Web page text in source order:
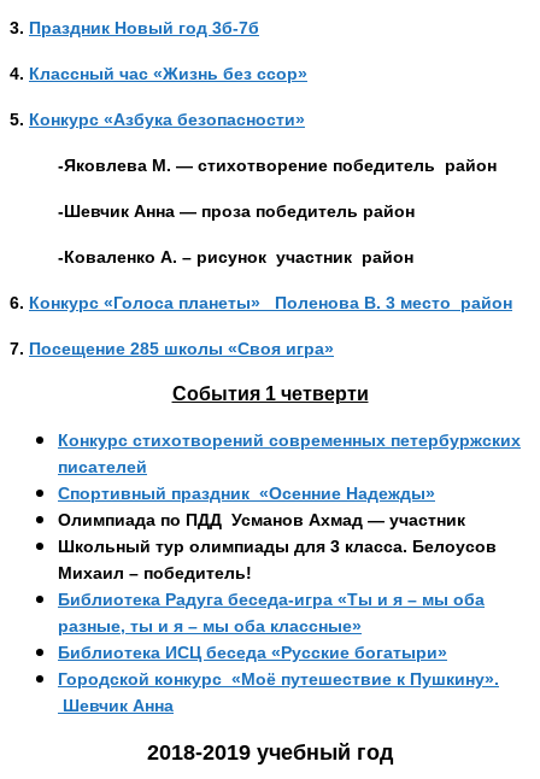
3. Праздник Новый год 3б-7б
4. Классный час «Жизнь без ссор»
5. Конкурс «Азбука безопасности»
-Яковлева М. — стихотворение победитель район
-Шевчик Анна — проза победитель район
-Коваленко А. – рисунок участник район
6. Конкурс «Голоса планеты» Поленова В. 3 место район
7. Посещение 285 школы «Своя игра»
События 1 четверти
Конкурс стихотворений современных петербуржских
писателей
Спортивный праздник «Осенние Надежды»
Олимпиада по ПДД Усманов Ахмад — участник
Школьный тур олимпиады для 3 класса. Белоусов
Михаил – победитель!
Библиотека Радуга беседа-игра «Ты и я – мы оба
разные, ты и я – мы оба классные»
Библиотека ИСЦ беседа «Русские богатыри»
Городской конкурс «Моё путешествие к Пушкину».
Шевчик Анна
2018-2019 учебный год